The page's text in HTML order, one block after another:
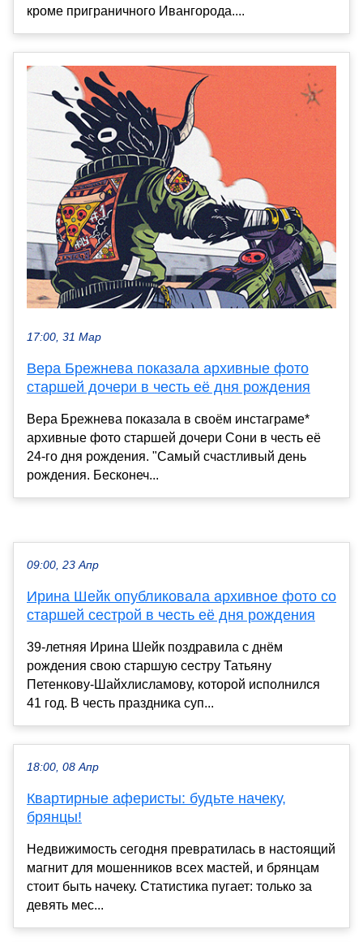
кроме приграничного Ивангорода....
17:00, 31 Мар
Вера Брежнева показала архивные фото
старшей дочери в честь её дня рождения
Вера Брежнева показала в своём инстаграме*
архивные фото старшей дочери Сони в честь её
24-го дня рождения. "Самый счастливый день
рождения. Бесконеч...
09:00, 23 Апр
Ирина Шейк опубликовала архивное фото со
старшей сестрой в честь её дня рождения
39-летняя Ирина Шейк поздравила с днём
рождения свою старшую сестру Татьяну
Петенкову-Шайхлисламову, которой исполнился
41 год. В честь праздника суп...
18:00, 08 Апр
Квартирные аферисты: будьте начеку,
брянцы!
Недвижимость сегодня превратилась в настоящий
магнит для мошенников всех мастей, и брянцам
стоит быть начеку. Статистика пугает: только за
девять мес...